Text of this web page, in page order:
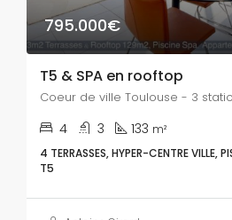
795.000€
T5 & SPA en rooftop
Coeur de ville Toulouse - 3
4 3 133 m²
4 TERRASSES, HYPER-CENTRE VILLE,
T5